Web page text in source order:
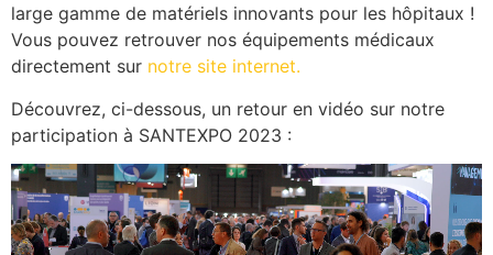
large gamme de matériels innovants pour les hôpitaux !
Vous pouvez retrouver nos équipements médicaux
directement sur notre site internet.
Découvrez, ci-dessous, un retour en vidéo sur notre
participation à SANTEXPO 2023 :